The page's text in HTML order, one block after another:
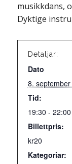
musikkdans,
Dyktige
Detaljar:
Dato
8. september
Tid:
19:30 - 22:00
Billettpris:
kr20
Kategoriar: